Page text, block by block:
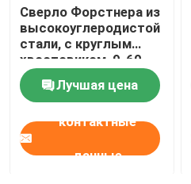
Свяжитесь мы
Новости
Спросите цитату
Сверло Форстнера из
высокоуглеродистой
стали, с круглым
хвостовиком, 9-60
мм
Лучшая цена
контактные
данные